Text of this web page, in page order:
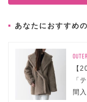
あなたにおすすめ
OUTER
【
「
間